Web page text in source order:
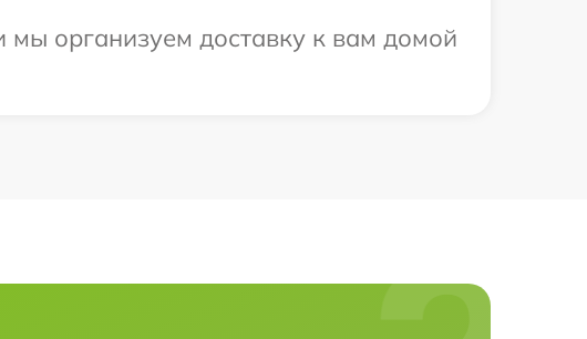
организуем доставку к вам домой